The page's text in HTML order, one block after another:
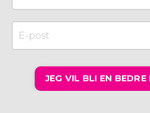
JEG VIL BLI EN BEDRE